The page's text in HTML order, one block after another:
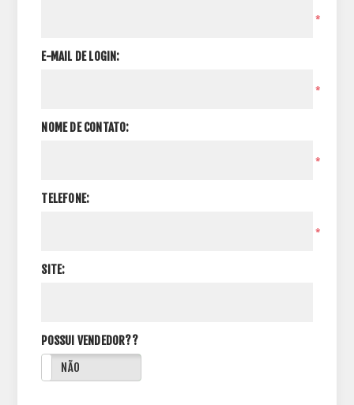
*
E-MAIL DE LOGIN:
*
NOME DE CONTATO:
*
TELEFONE:
*
SITE:
POSSUI VENDEDOR??
NÃO